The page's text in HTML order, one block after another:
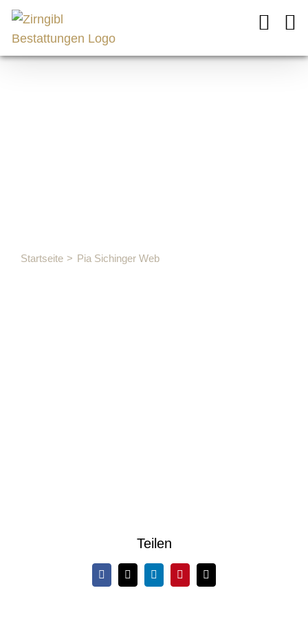
Zum
Startseite Pia Sichinger Web
Teilen
Facebook
X LinkedInPinterest
E-
Mail